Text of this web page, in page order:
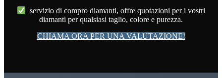
servizio di compro diamanti, offre quotazioni per i vostri
diamanti per qualsiasi taglio, colore e purezza.
CHIAMA ORA PER UNA VALUTAZIONE!